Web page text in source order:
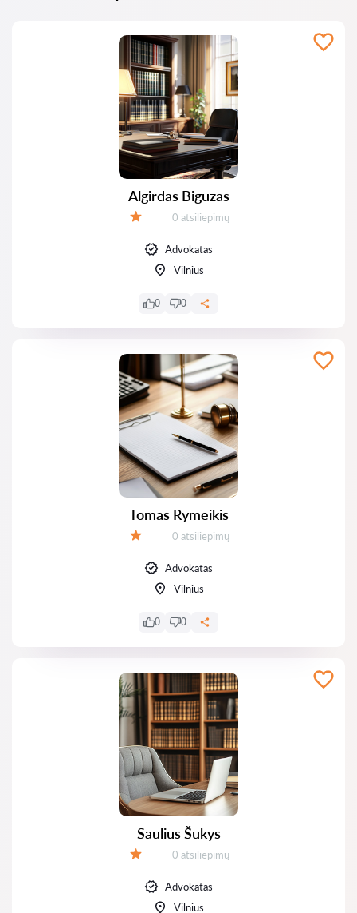
Algirdas Biguzas
Atsiliepimų:
0 atsiliepimų
Advokatas
Vilnius
0 0
Tomas Rymeikis
Atsiliepimų:
0 atsiliepimų
Advokatas
Vilnius
0 0
Saulius Šukys
Atsiliepimų:
0 atsiliepimų
Advokatas
Vilnius